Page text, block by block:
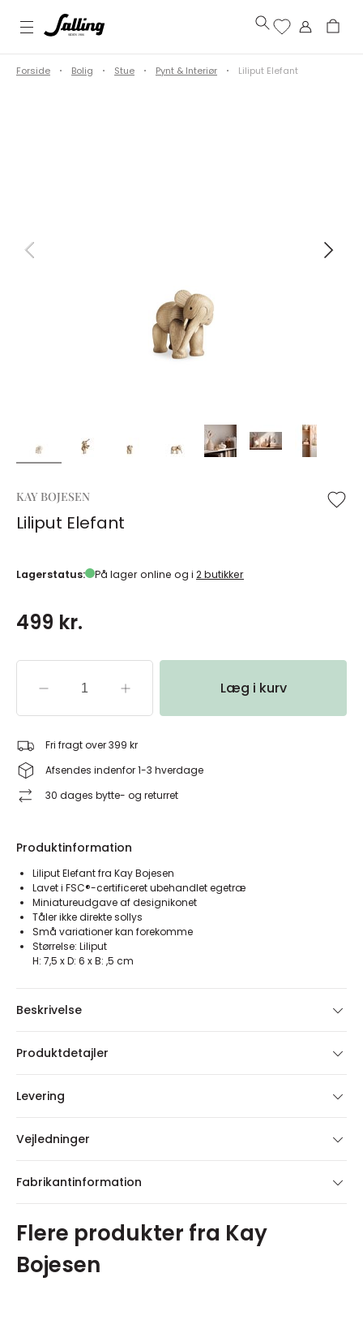
Forside Bolig Stue Pynt & Interiør Liliput Elefant
KAY BOJESEN
Liliput Elefant
Lagerstatus: På lager online og i 2 butikker
499 kr.
Læg i kurv
Fri fragt over 399 kr
Afsendes indenfor 1-3 hverdage
30 dages bytte- og returret
Produktinformation
Liliput Elefant fra Kay Bojesen
Lavet i FSC®-certificeret ubehandlet egetræ
Miniatureudgave af designikonet
Tåler ikke direkte sollys
Små variationer kan forekomme
Størrelse: Liliput
H: 7,5 x D: 6 x B: ,5 cm
Beskrivelse
Produktdetajler
Levering
Vejledninger
Fabrikantinformation
Flere produkter fra Kay
Bojesen